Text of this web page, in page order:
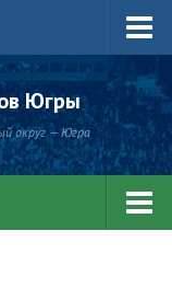
Югры
округ — Югра